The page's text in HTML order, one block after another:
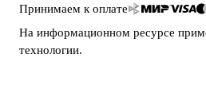
Принимаем к оплате
На информационном ресурсе
технологии.